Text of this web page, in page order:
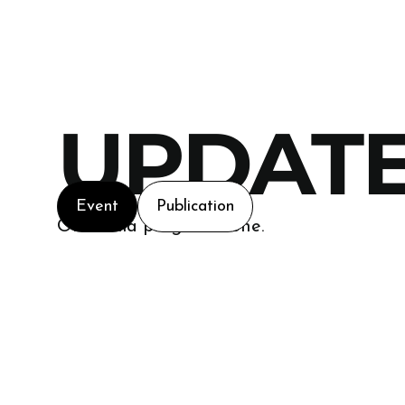
Oltre alla progettazione.
Event Publication